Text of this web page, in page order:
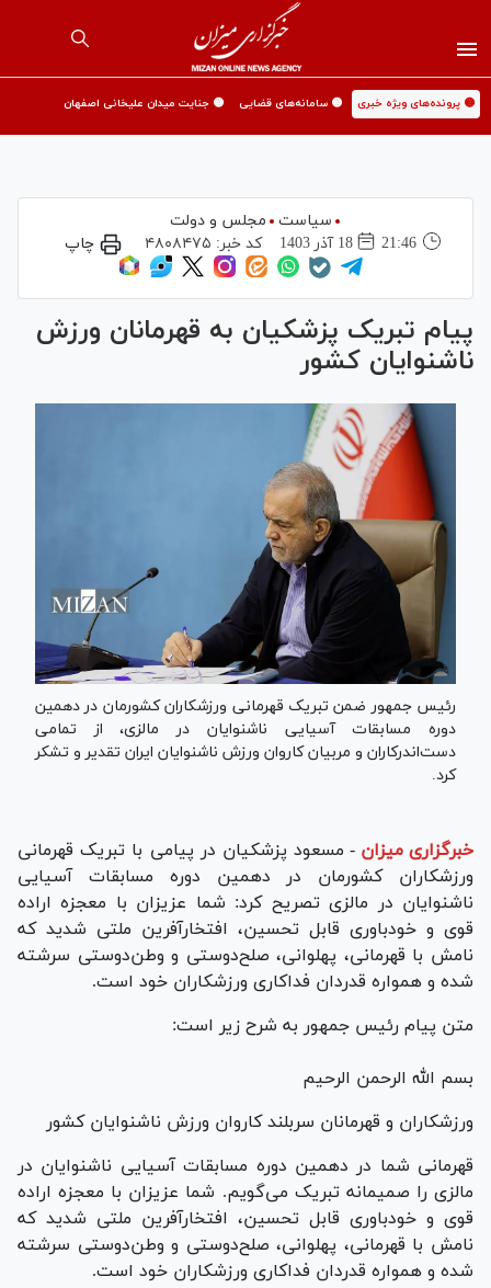
🟡 پرونده‌های ویژه خبری 🟡 سامانه‌های قضایی 🟡 جنایت میدان علیخانی اصفهان
سیاست
مجلس و دولت
21:46
18 آذر 1403 کد خبر: ۴۸۰۸۴۷۵ چاپ
پیام تبریک پزشکیان به قهرمانان ورزش
ناشنوایان کشور
رئیس جمهور ضمن تبریک قهرمانی ورزشکاران کشورمان در دهمین
دوره مسابقات آسیایی ناشنوایان در مالزی، از تمامی
دست‌اندرکاران و مربیان کاروان ورزش ناشنوایان ایران تقدیر و تشکر
کرد.
خبرگزاری میزان - مسعود پزشکیان در پیامی با تبریک قهرمانی
ورزشکاران کشورمان در دهمین دوره مسابقات آسیایی
ناشنوایان در مالزی تصریح کرد: شما عزیزان با معجزه اراده
قوی و خودباوری قابل تحسین، افتخارآفرین ملتی شدید که
نامش با قهرمانی، پهلوانی، صلح‌دوستی و وطن‌دوستی سرشته
شده و همواره قدردان فداکاری ورزشکاران خود است.
متن پیام رئیس جمهور به شرح زیر است:
بسم الله الرحمن الرحیم
ورزشکاران و قهرمانان سربلند کاروان ورزش ناشنوایان کشور
قهرمانی شما در دهمین دوره مسابقات آسیایی ناشنوایان در
مالزی را صمیمانه تبریک می‌گویم. شما عزیزان با معجزه اراده
قوی و خودباوری قابل تحسین، افتخارآفرین ملتی شدید که
نامش با قهرمانی، پهلوانی، صلح‌دوستی و وطن‌دوستی سرشته
شده و همواره قدردان فداکاری ورزشکاران خود است.